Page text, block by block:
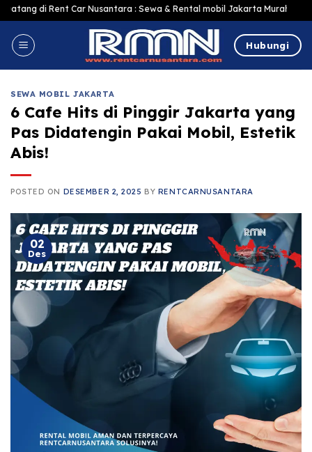
Skip
to
content
Car Nusantara : Sewa & Rental mobil Jakarta Murah Harga
Hubungi
SEWA MOBIL JAKARTA
6 Cafe Hits di Pinggir Jakarta yang
Pas Didatengin Pakai Mobil, Estetik
Abis!
POSTED ON DESEMBER 2, 2025 BY RENTCARNUSANTARA
02
Des